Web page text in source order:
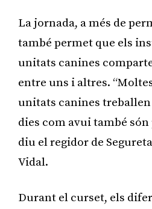
La jornada, a més de
també permet que els
unitats canines
entre uns i altres.
unitats canines treballen
dies com avui també són
diu el regidor de
Vidal.
Durant el curset, els